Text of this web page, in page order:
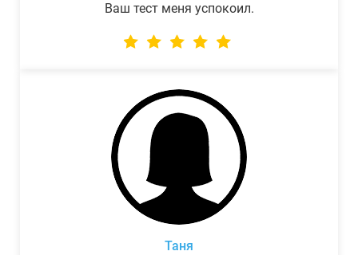
Ваш тест меня успокоил.
Таня